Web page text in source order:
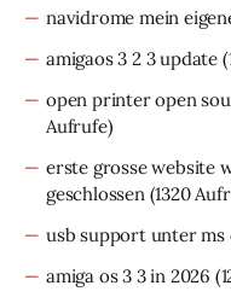
navidrome mein
amigaos 3 2 3 update
open printer open
Aufrufe)
erste grosse website
geschlossen(1320
usb support unter ms
amiga os 3 3 in 2026